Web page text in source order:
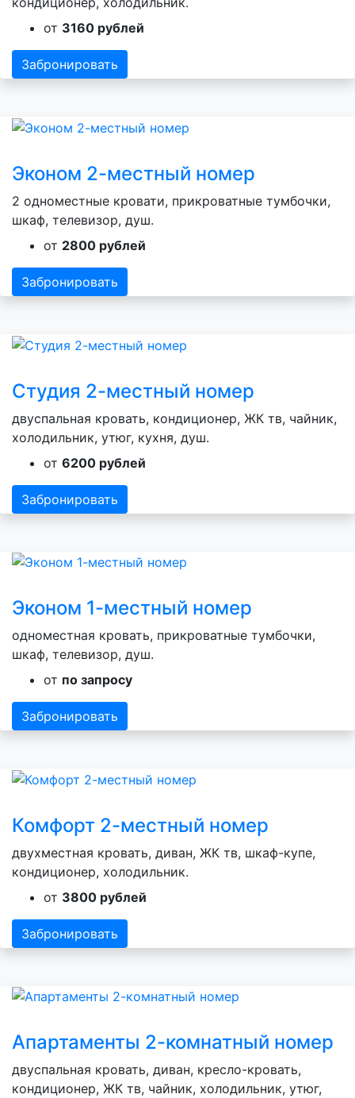
от 3160 рублей
Забронировать
Эконом 2-местный номер
2 одноместные кровати, прикроватные тумбочки,
шкаф, телевизор, душ.
от 2800 рублей
Забронировать
Студия 2-местный номер
двуспальная кровать, кондиционер, ЖК тв, чайник,
холодильник, утюг, кухня, душ.
от 6200 рублей
Забронировать
Эконом 1-местный номер
одноместная кровать, прикроватные тумбочки,
шкаф, телевизор, душ.
от по запросу
Забронировать
Комфорт 2-местный номер
двухместная кровать, диван, ЖК тв, шкаф-купе,
кондиционер, холодильник.
от 3800 рублей
Забронировать
Апартаменты 2-комнатный номер
двуспальная кровать, диван, кресло-кровать,
кондиционер, ЖК тв, чайник, холодильник, утюг,